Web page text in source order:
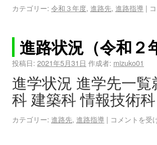
カテゴリー: 令和３年度, 進路先, 進路指導 |
進路状況（令和２
投稿日: 2021年5月31日 作成者: mizuko01
進学状況 進学先一
科 建築科 情報技術科
カテゴリー: 進路先, 進路指導 | コメントを受